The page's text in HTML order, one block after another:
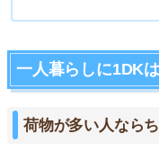
一人暮らしに1DK
荷物が多い人なら